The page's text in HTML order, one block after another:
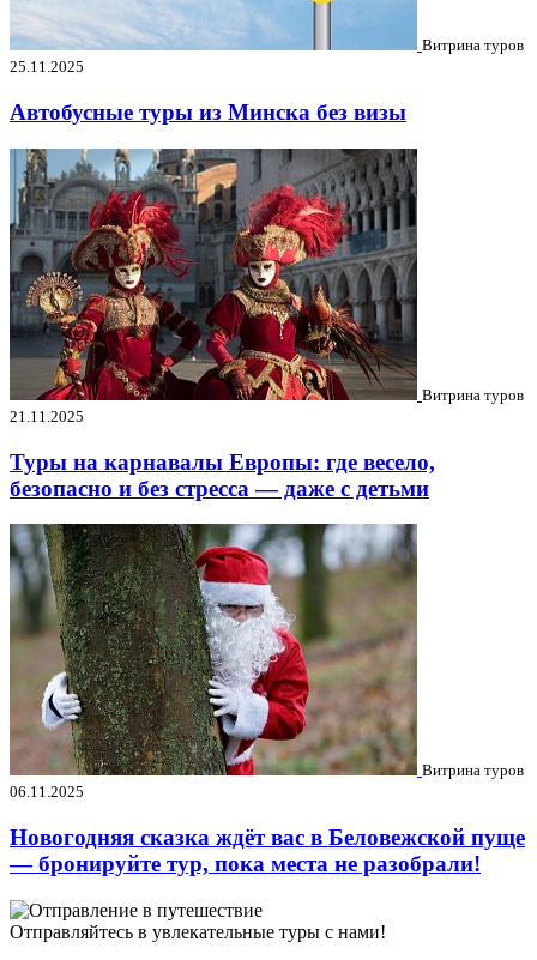
Витрина туров
25.11.2025
Автобусные туры из Минска без визы
Витрина туров
21.11.2025
Туры на карнавалы Европы: где весело,
безопасно и без стресса — даже с детьми
Витрина туров
06.11.2025
Новогодняя сказка ждёт вас в Беловежской пуще
— бронируйте тур, пока места не разобрали!
Отправляйтесь в увлекательные туры с нами!